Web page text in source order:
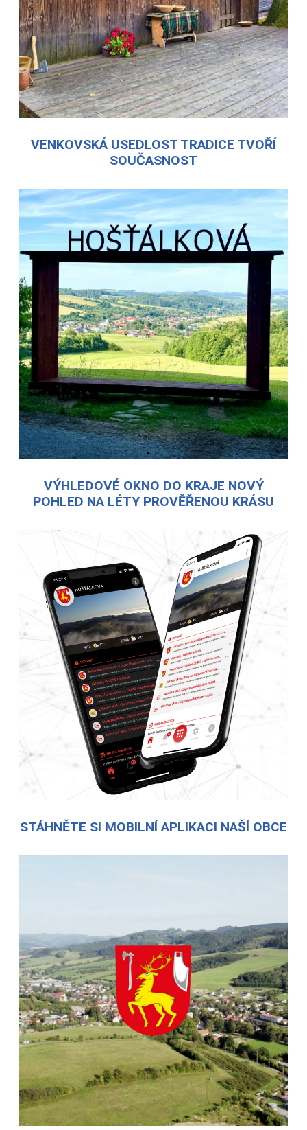
VENKOVSKÁ USEDLOST TRADICE TVOŘÍ
SOUČASNOST
VÝHLEDOVÉ OKNO DO KRAJE NOVÝ
POHLED NA LÉTY PROVĚŘENOU KRÁSU
STÁHNĚTE SI MOBILNÍ APLIKACI NAŠÍ OBCE